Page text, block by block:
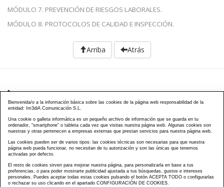
MÓDULO 7. PREVENCIÓN DE RIESGOS LABORALES.
MÓDULO 8. PROTOCOLOS DE CALIDAD E INSPECCIÓN.
Arriba Atrás
976 203 103
Calle Mayor, 40, CP 50001 - Zaragoza
cursos@famcp.org
Plan de Formación|Cursos On Line|Cursos
Presenciales
Campus|Matriculación|Aviso Legal|Política
Privacidad|Política Cookies|FAQs|Mapa Web
Bienvenida/o a la información básica sobre las cookies de la página web responsabilidad de la
entidad: Im3diA Comunicación S.L.
Una cookie o galleta informática es un pequeño archivo de información que se guarda en tu
ordenador, “smartphone” o tableta cada vez que visitas nuestra página web. Algunas cookies son
nuestras y otras pertenecen a empresas externas que prestan servicios para nuestra página web.
Las cookies pueden ser de varios tipos: las cookies técnicas son necesarias para que nuestra
página web pueda funcionar, no necesitan de tu autorización y son las únicas que tenemos
activadas por defecto.
El resto de cookies sirven para mejorar nuestra página, para personalizarla en base a tus
preferencias, o para poder mostrarte publicidad ajustada a tus búsquedas, gustos e intereses
personales. Puedes aceptar todas estas cookies pulsando el botón ACEPTA TODO o configurarlas
o rechazar su uso clicando en el apartado CONFIGURACIÓN DE COOKIES.